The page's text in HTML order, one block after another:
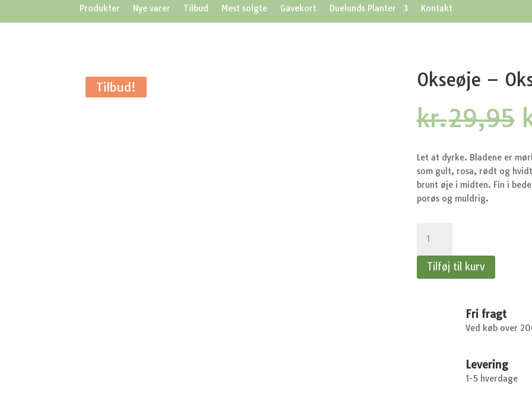
Produkter Nye varer Tilbud Mest solgte Gavekort Duelunds Planter Kontakt
Tilbud! Okseøje –
kr.29,95
Let at dyrke. Bladene er
som gult, rosa, rødt og
brunt øje i midten. Fin i
porøs og muldrig.
Okseøje,
flerfarvet
Tilføj til kurv
Fri fragt
Ved køb over
Levering
1-5 hverdage